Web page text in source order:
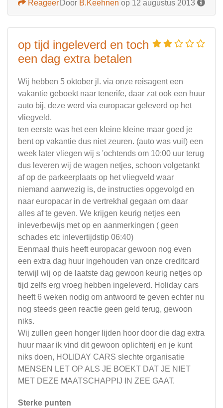
Door B.Keehnen op 12 augustus 2013
Reageer
op tijd ingeleverd en toch
een dag extra betalen
Wij hebben 5 oktober jl. via onze reisagent een
vakantie geboekt naar tenerife, daar zat ook een huur
auto bij, deze werd via europacar geleverd op het
vliegveld.
ten eerste was het een kleine kleine maar goed je
bent op vakantie dus niet zeuren. (auto was vuil) een
week later vliegen wij s 'ochtends om 10:00 uur terug
dus leveren wij de wagen netjes, schoon volgetankt
af op de parkeerplaats op het vliegveld waar
niemand aanwezig is, de instructies opgevolgd en
naar europacar in de vertrekhal gegaan om daar
alles af te geven. We krijgen keurig netjes een
inleverbewijs met op en aanmerkingen ( geen
schades etc inlevertijdstip 06:40)
Eenmaal thuis heeft europacar gewoon nog even
een extra dag huur ingehouden van onze creditcard
terwijl wij op de laatste dag gewoon keurig netjes op
tijd zelfs erg vroeg hebben ingeleverd. Holiday cars
heeft 6 weken nodig om antwoord te geven echter nu
nog steeds geen reactie geen geld terug, gewoon
niks.
Wij zullen geen honger lijden hoor door die dag extra
huur maar ik vind dit gewoon oplichterij en je kunt
niks doen, HOLIDAY CARS slechte organisatie
MENSEN LET OP ALS JE BOEKT DAT JE NIET
MET DEZE MAATSCHAPPIJ IN ZEE GAAT.
Sterke punten